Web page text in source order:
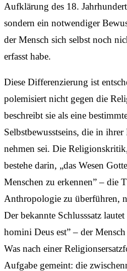
Aufklärung des 18.
sondern ein notwendiger
der Mensch sich selbst noch
erfasst habe.
Diese Differenzierung ist
polemisiert nicht gegen die
beschreibt sie als eine
Selbstbewusstseins, die in
nehmen sei. Die
bestehe darin, „das Wesen
Menschen zu erkennen” – die
Anthropologie zu überführen,
Der bekannte Schlusssatz
homini Deus est” – der
Was nach einer
Aufgabe gemeint: die